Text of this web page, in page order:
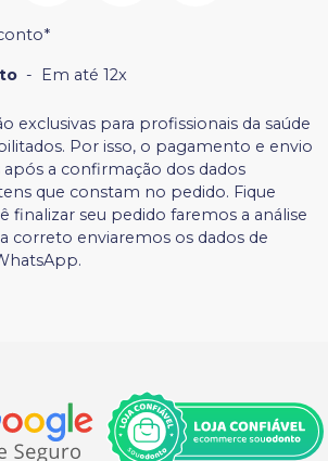
- Em até 12x
exclusivas para profissionais da saúde
Por isso, o pagamento e envio
após a confirmação dos dados
que constam no pedido. Fique
finalizar seu pedido faremos a análise
correto enviaremos os dados de